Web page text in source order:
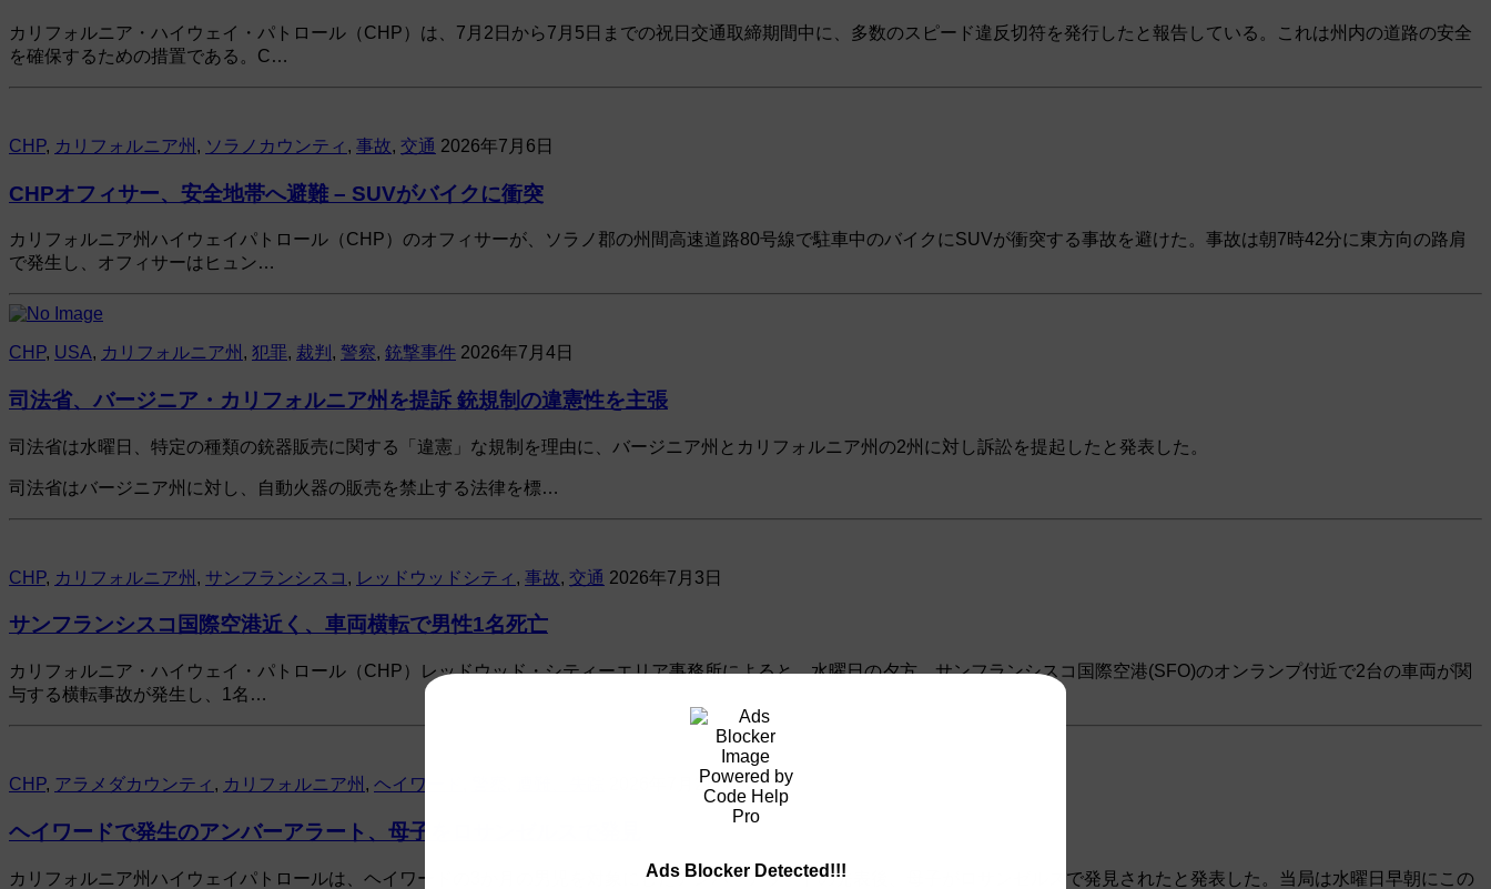
カリフォルニア・ハイウェイ・パトロール（CHP）は、7月2日から7月5日までの祝日交通取締期間中に、多数のスピード違反切符を発行したと報告している。これは州内の道路の安全
を確保するための措置である。C…
CHP, カリフォルニア州 , ソラノカウンティ , 事故, 交通 2026年7月6日
CHPオフィサー、安全地帯へ避難 – SUVがバイクに衝突
カリフォルニア州ハイウェイパトロール（CHP）のオフィサーが、ソラノ郡の州間高速道路80号線で駐車中のバイクにSUVが衝突する事故を避けた。事故は朝7時42分に東方向の路肩
で発生し、オフィサーはヒュン…
CHP, USA, カリフォルニア州 , 犯罪, 裁判 , 警察, 銃撃事件 2026年7月4日
司法省、バージニア・カリフォルニア州を提訴 銃規制の違憲性を主張
司法省は水曜日、特定の種類の銃器販売に関する「違憲」な規制を理由に、バージニア州とカリフォルニア州の2州に対し訴訟を提起したと発表した。
司法省はバージニア州に対し、自動火器の販売を禁止する法律を標…
CHP, カリフォルニア州 , サンフランシスコ , レッドウッドシティ , 事故, 交通 2026年7月3日
サンフランシスコ国際空港近く、車両横転で男性1名死亡
カリフォルニア・ハイウェイ・パトロール（CHP）レッドウッド・シティーエリア事務所によると、水曜日の夕方、サンフランシスコ国際空港(SFO)のオンランプ付近で2台の車両が関
与する横転事故が発生し、1名…
CHP, アラメダカウンティ , カリフォルニア州 , ヘイワード 2026年7月2日
ヘイワードで発生のアンバーアラート、母子をロサンゼルスで発見
カリフォルニア州ハイウェイパトロールは、ヘイワードの3か月の男児を対象にしたアンバーアラートの発表後、母子がロサンゼルスで発見されたと発表した。当局は水曜日早朝にこの
Ads Blocker Detected!!!